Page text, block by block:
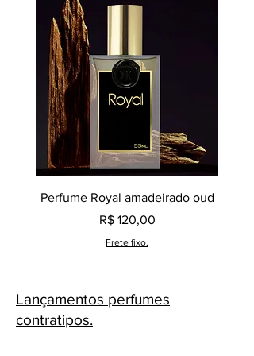
Perfume Royal amadeirado oud
Preço
R$ 120,00
Frete fixo.
Lançamentos perfumes
contratipos.